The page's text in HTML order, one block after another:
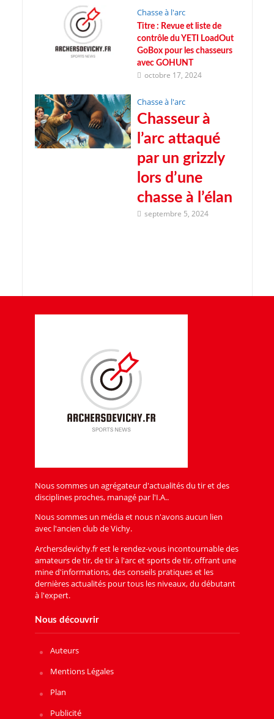
Chasse à l'arc
Titre : Revue et liste de
contrôle du YETI LoadOut
GoBox pour les chasseurs
avec GOHUNT
octobre 17, 2024
Chasse à l'arc
Chasseur à
l’arc attaqué
par un grizzly
lors d’une
chasse à l’élan
septembre 5, 2024
Nous sommes un agrégateur d'actualités du tir et des
disciplines proches, managé par l'I.A..
Nous sommes un média et nous n'avons aucun lien
avec l'ancien club de Vichy.
Archersdevichy.fr est le rendez-vous incontournable des
amateurs de tir, de tir à l'arc et sports de tir, offrant une
mine d'informations, des conseils pratiques et les
dernières actualités pour tous les niveaux, du débutant
à l'expert.
Nous découvrir
Auteurs
Mentions Légales
Plan
Publicité